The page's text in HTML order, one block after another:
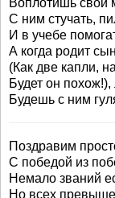
Воплотишь свои
С ним стучать,
И в учебе
А когда родит
(Как две капли,
Будет он
Будешь с ним
Поздравим
С победой из
Немало званий
Но всех